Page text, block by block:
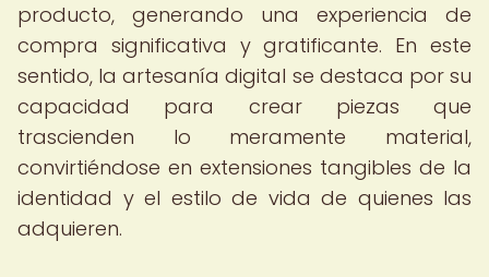
producto, generando una experiencia de
compra significativa y gratificante. En este
sentido, la artesanía digital se destaca por su
capacidad para crear piezas que
trascienden lo meramente material,
convirtiéndose en extensiones tangibles de la
identidad y el estilo de vida de quienes las
adquieren.